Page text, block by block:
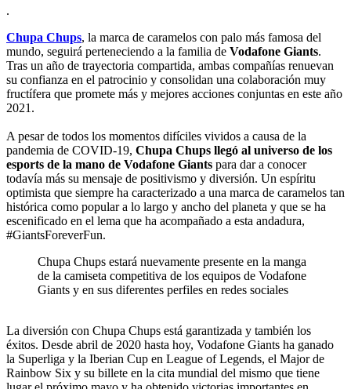
.
Chupa Chups, la marca de caramelos con palo más famosa del
mundo, seguirá perteneciendo a la familia de Vodafone Giants.
Tras un año de trayectoria compartida, ambas compañías renuevan
su confianza en el patrocinio y consolidan una colaboración muy
fructífera que promete más y mejores acciones conjuntas en este año
2021.
A pesar de todos los momentos difíciles vividos a causa de la
pandemia de COVID-19, Chupa Chups llegó al universo de los
esports de la mano de Vodafone Giants para dar a conocer
todavía más su mensaje de positivismo y diversión. Un espíritu
optimista que siempre ha caracterizado a una marca de caramelos tan
histórica como popular a lo largo y ancho del planeta y que se ha
escenificado en el lema que ha acompañado a esta andadura,
#GiantsForeverFun.
Chupa Chups estará nuevamente presente en la manga
de la camiseta competitiva de los equipos de Vodafone
Giants y en sus diferentes perfiles en redes sociales
La diversión con Chupa Chups está garantizada y también los
éxitos. Desde abril de 2020 hasta hoy, Vodafone Giants ha ganado
la Superliga y la Iberian Cup en League of Legends, el Major de
Rainbow Six y su billete en la cita mundial del mismo que tiene